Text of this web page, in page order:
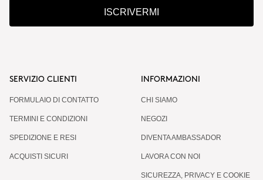
ISCRIVERMI
SERVIZIO CLIENTI
FORMULAIO DI CONTATTO
TERMINI E CONDIZIONI
SPEDIZIONE E RESI
ACQUISTI SICURI
INFORMAZIONI
CHI SIAMO
NEGOZI
DIVENTA AMBASSADOR
LAVORA CON NOI
SICUREZZA, PRIVACY E COOKIE